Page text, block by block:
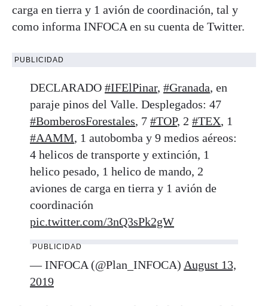
carga en tierra y 1 avión de coordinación, tal y
como informa INFOCA en su cuenta de Twitter.
PUBLICIDAD
DECLARADO #IFElPinar, #Granada, en
paraje pinos del Valle. Desplegados: 47
#BomberosForestales, 7 #TOP, 2 #TEX, 1
#AAMM, 1 autobomba y 9 medios aéreos:
4 helicos de transporte y extinción, 1
helico pesado, 1 helico de mando, 2
aviones de carga en tierra y 1 avión de
coordinación
pic.twitter.com/3nQ3sPk2gW
PUBLICIDAD
— INFOCA (@Plan_INFOCA) August 13,
2019